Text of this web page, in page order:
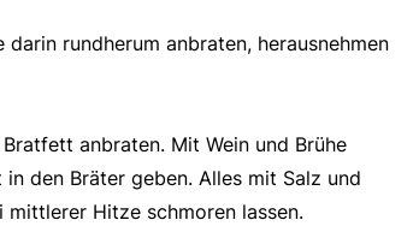
rundherum anbraten, herausnehmen
anbraten. Mit Wein und Brühe
den Bräter geben. Alles mit Salz und
Hitze schmoren lassen.